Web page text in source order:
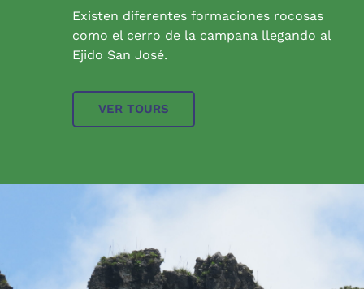
Existen diferentes formaciones rocosas
como el cerro de la campana llegando al
Ejido San José.
VER TOURS